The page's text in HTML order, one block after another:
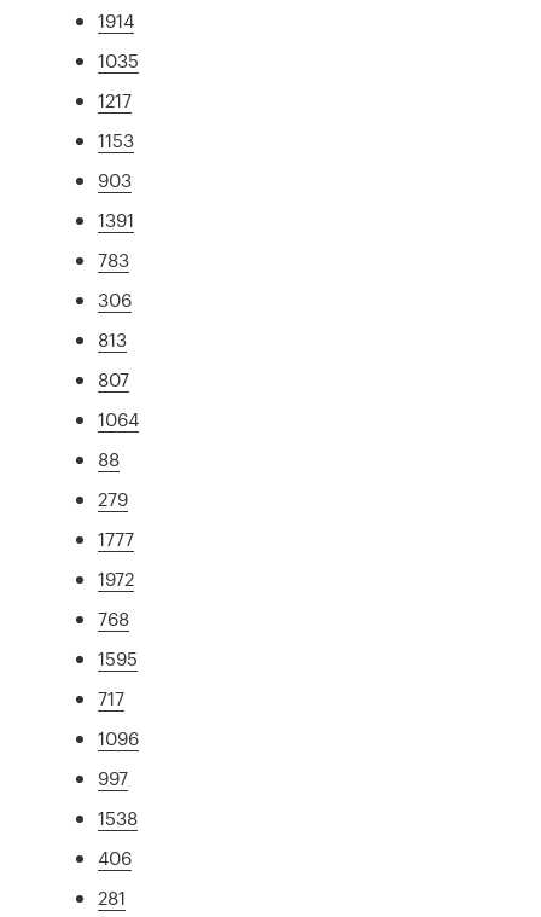
1914
1035
1217
1153
903
1391
783
306
813
807
1064
88
279
1777
1972
768
1595
717
1096
997
1538
406
281